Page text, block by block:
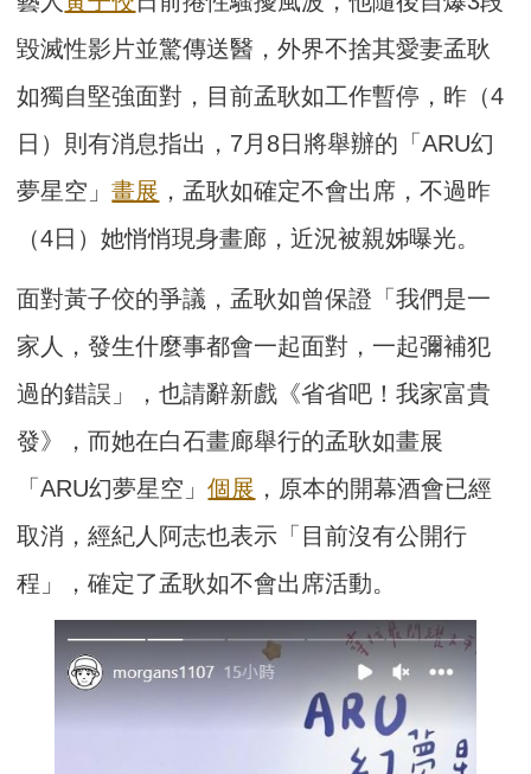
毀滅性影片並驚傳送醫，外界不捨其愛妻孟耿
如獨自堅強面對，目前孟耿如工作暫停，昨（4
日）則有消息指出，7月8日將舉辦的「ARU幻
夢星空」畫展 ，孟耿如確定不會出席，不過昨
（4日）她悄悄現身畫廊，近況被親姊曝光。
面對黃子佼的爭議，孟耿如曾保證「我們是一
家人，發生什麼事都會一起面對，一起彌補犯
過的錯誤」，也請辭新戲《省省吧！我家富貴
發》，而她在白石畫廊舉行的孟耿如畫展
「ARU幻夢星空」個展 ，原本的開幕酒會已經
取消，經紀人阿志也表示「目前沒有公開行
程」，確定了孟耿如不會出席活動。